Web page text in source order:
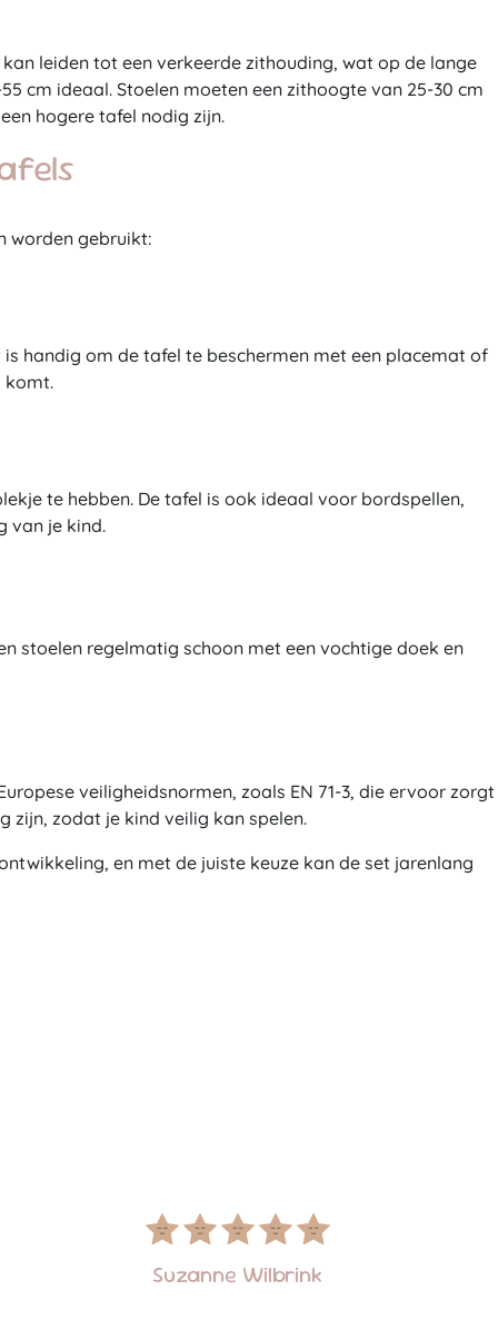
leiden tot een verkeerde zithouding, wat op de lange
cm ideaal. Stoelen moeten een zithoogte van 25-30 cm
hogere tafel nodig zijn.
worden gebruikt:
handig om de tafel te beschermen met een placemat of
komt.
te hebben. De tafel is ook ideaal voor bordspellen,
van je kind.
stoelen regelmatig schoon met een vochtige doek en
veiligheidsnormen, zoals EN 71-3, die ervoor zorgt
zijn, zodat je kind veilig kan spelen.
en met de juiste keuze kan de set jarenlang
Suzanne Wilbrink